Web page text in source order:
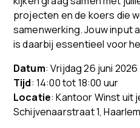
projecten en de koers die
samenwerking. Jouw input
is daarbij essentieel voor
Datum: Vrijdag 26 juni 2026
Tijd: 14:00 tot 18:00 uur
Locatie: Kantoor Winst uit
Schijvenaarstraat 1,